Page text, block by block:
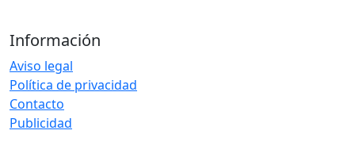
Información
Aviso legal
Política de privacidad
Contacto
Publicidad